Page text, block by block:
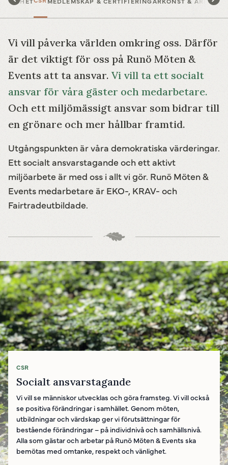
Vi vill påverka världen omkring oss. Därför
är det viktigt för oss på Runö Möten &
Events att ta ansvar. Vi vill ta ett socialt
ansvar för våra gäster och medarbetare.
Och ett miljömässigt ansvar som bidrar till
en grönare och mer hållbar framtid.
Utgångspunkten är våra demokratiska värderingar.
Ett socialt ansvarstagande och ett aktivt
miljöarbete är med oss i allt vi gör. Runö Möten &
Events medarbetare är EKO-, KRAV- och
Fairtradeutbildade.
CSR
Socialt ansvarstagande
Vi vill se människor utvecklas och göra framsteg. Vi vill också
se positiva förändringar i samhället. Genom möten,
utbildningar och värdskap ger vi förutsättningar för
bestående förändringar – på individnivå och samhällsnivå.
Alla som gästar och arbetar på Runö Möten & Events ska
bemötas med omtanke, respekt och vänlighet.